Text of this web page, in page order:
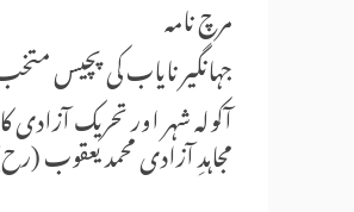
مرچ نامہ
جہانگیر نایاب کی پچیس
آکولہ شہر اور تحریک
مجاہدِ آزادی محمد یعقوب